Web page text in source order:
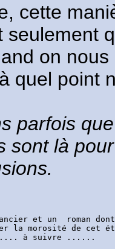
cette
seulement
on
quel point
parfois
sont là
et un  roman
la morosité de cet
à suivre ......